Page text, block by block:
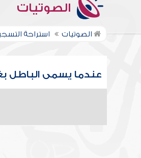
الصوتيات
الصوتيات استراحة
عندما يسمى الباطل